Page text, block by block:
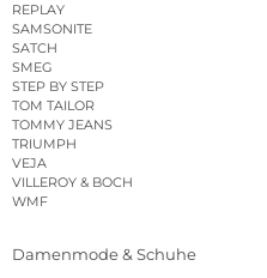
REPLAY
SAMSONITE
SATCH
SMEG
STEP BY STEP
TOM TAILOR
TOMMY JEANS
TRIUMPH
VEJA
VILLEROY & BOCH
WMF
Damenmode & Schuhe